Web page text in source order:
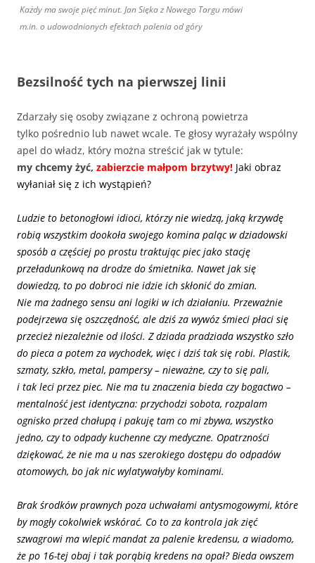
Każdy ma swoje pięć minut. Jan Sięka z Nowego Targu mówi
m.in. o udowodnionych efektach palenia od góry
Bezsilność tych na pierwszej linii
Zdarzały się osoby związane z ochroną powietrza
tylko pośrednio lub nawet wcale. Te głosy wyrażały wspólny
apel do władz, który można streścić jak w tytule:
my chcemy żyć, zabierzcie małpom brzytwy! Jaki obraz
wyłaniał się z ich wystąpień?
Ludzie to betonogłowi idioci, którzy nie wiedzą, jaką krzywdę
robią wszystkim dookoła swojego komina paląc w dziadowski
sposób a częściej po prostu traktując piec jako stację
przeładunkową na drodze do śmietnika. Nawet jak się
dowiedzą, to po dobroci nie idzie ich skłonić do zmian.
Nie ma żadnego sensu ani logiki w ich działaniu. Przeważnie
podejrzewa się oszczędność, ale dziś za wywóz śmieci płaci się
przecież niezależnie od ilości. Z dziada pradziada wszystko szło
do pieca a potem za wychodek, więc i dziś tak się robi. Plastik,
szmaty, szkło, metal, pampersy – nieważne, czy to się pali,
i tak leci przez piec. Nie ma tu znaczenia bieda czy bogactwo –
mentalność jest identyczna: przychodzi sobota, rozpalam
ognisko przed chałupą i pakuję tam co mi zbywa, wszystko
jedno, czy to odpady kuchenne czy medyczne. Opatrzności
dziękować, że nie ma u nas szerokiego dostępu do odpadów
atomowych, bo jak nic wylatywałyby kominami.
Brak środków prawnych poza uchwałami antysmogowymi, które
by mogły cokolwiek wskórać. Co to za kontrola jak zięć
szwagrowi ma wlepić mandat za palenie kredensu, a wiadomo,
że po 16-tej obaj i tak porąbią kredens na opał? Bieda owszem